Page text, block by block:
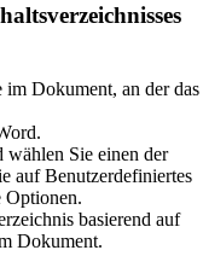
im Dokument, an der das
Sie einen der
auf Benutzerdefiniertes
Optionen.
basierend auf
Dokument.